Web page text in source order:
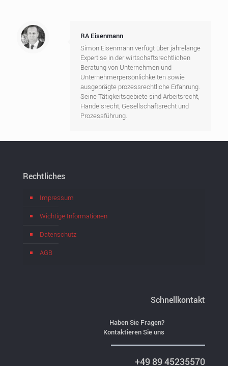
RA Eisenmann
Simon Eisenmann verfügt über jahrelange
Expertise in der wirtschaftsrechtlichen
Beratung von Unternehmen und
Unternehmerpersönlichkeiten sowie
ausgeprägte prozessrechtliche Erfahrung.
Seine Tätigkeitsgebiete sind Arbeitsrecht,
Handelsrecht, Gesellschaftsrecht und
Prozessführung.
Rechtliches
Impressum
Wichtige Informationen
Datenschutz
AGB
Schnellkontakt
Haben Sie Fragen?
Kontaktieren Sie uns
+49 89 45235570